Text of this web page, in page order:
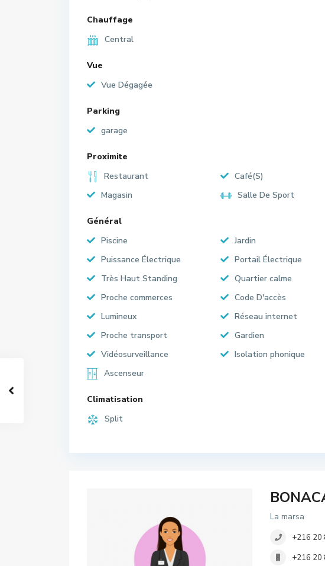
Chauffage
Central
Vue
Vue Dégagée
Parking
garage
Proximite
Restaurant
Café(S)
Magasin
Salle De Sport
Général
Piscine
Jardin
Puissance Électrique
Portail Électrique
Très Haut Standing
Quartier calme
Proche commerces
Code D'accès
Lumineux
Réseau internet
Proche transport
Gardien
Vidéosurveillance
Isolation phonique
Ascenseur
Climatisation
Split
La marsa
+216 20
+216 20